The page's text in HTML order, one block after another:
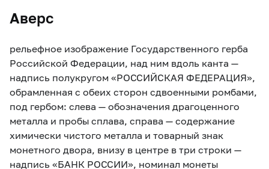
Аверс
рельефное изображение Государственного герба
Российской Федерации, над ним вдоль канта —
надпись полукругом «РОССИЙСКАЯ ФЕДЕРАЦИЯ»,
обрамленная с обеих сторон сдвоенными ромбами,
под гербом: слева — обозначения драгоценного
металла и пробы сплава, справа — содержание
химически чистого металла и товарный знак
монетного двора, внизу в центре в три строки —
надпись «БАНК РОССИИ», номинал монеты